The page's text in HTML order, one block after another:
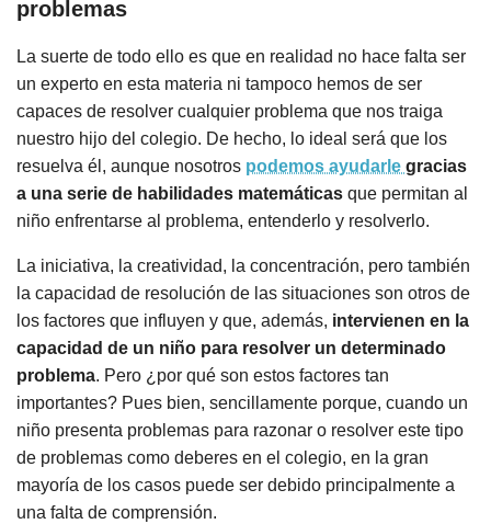
problemas
La suerte de todo ello es que en realidad no hace falta ser
un experto en esta materia ni tampoco hemos de ser
capaces de resolver cualquier problema que nos traiga
nuestro hijo del colegio. De hecho, lo ideal será que los
resuelva él, aunque nosotros podemos ayudarle gracias
a una serie de habilidades matemáticas que permitan al
niño enfrentarse al problema, entenderlo y resolverlo.
La iniciativa, la creatividad, la concentración, pero también
la capacidad de resolución de las situaciones son otros de
los factores que influyen y que, además, intervienen en la
capacidad de un niño para resolver un determinado
problema. Pero ¿por qué son estos factores tan
importantes? Pues bien, sencillamente porque, cuando un
niño presenta problemas para razonar o resolver este tipo
de problemas como deberes en el colegio, en la gran
mayoría de los casos puede ser debido principalmente a
una falta de comprensión.